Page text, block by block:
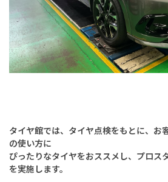
タイヤ館では、タイヤ点検をもとに、 お
の使い方に
ぴったりなタイヤをおススメし、 プロス
を実施します。